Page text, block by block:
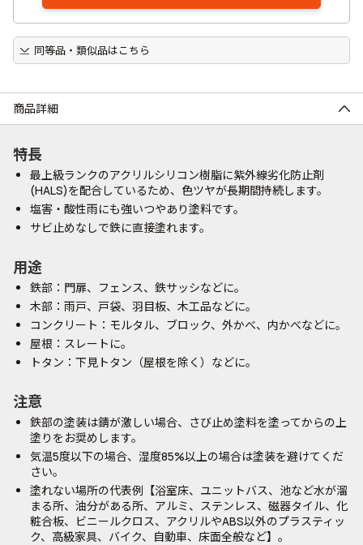
同等品・類似品はこちら
商品詳細
特長
最上級ランクのアクリルシリコン樹脂に紫外線劣化防止剤
(HALS)を配合しているため、色ツヤが長期間持続します。
塩害・酸性雨にも強いつやあり塗料です。
サビ止めなしで鉄に直接塗れます。
用途
鉄部：門扉、フェンス、鉄サッシなどに。
木部：雨戸、戸袋、羽目板、木工品などに。
コンクリート：モルタル、ブロック、外かべ、内かべなどに。
屋根：スレートに。
トタン：下見トタン（屋根を除く）などに。
注意
鉄部の塗装は錆が激しい場合、さび止め塗料を塗ってからの上
塗りをお奨めします。
気温5度以下の場合、湿度85%以上の場合は塗装を避けてくだ
さい。
塗れない場所の代表例【浴室床、ユニットバス、池など水が溜
まる所、油分がある所、アルミ、ステンレス、磁器タイル、化
粧合板、ビニールクロス、アクリルやABS以外のプラスティッ
ク、高級家具、バイク、自動車、床面全般など】。